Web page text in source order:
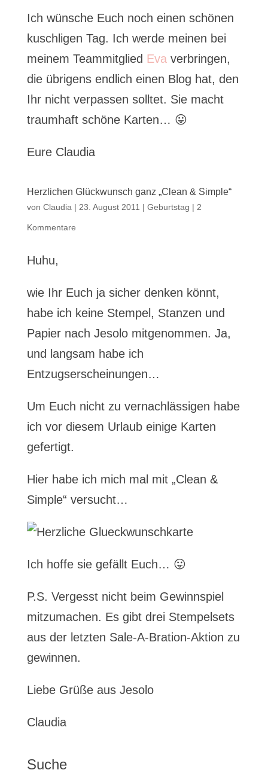
Ich wünsche Euch noch einen schönen
kuschligen Tag. Ich werde meinen bei
meinem Teammitglied Eva verbringen,
die übrigens endlich einen Blog hat, den
Ihr nicht verpassen solltet. Sie macht
traumhaft schöne Karten… 😛
Eure Claudia
Herzlichen Glückwunsch ganz „Clean & Simple“
von Claudia | 23. August 2011 | Geburtstag | 2
Kommentare
Huhu,
wie Ihr Euch ja sicher denken könnt,
habe ich keine Stempel, Stanzen und
Papier nach Jesolo mitgenommen. Ja,
und langsam habe ich
Entzugserscheinungen…
Um Euch nicht zu vernachlässigen habe
ich vor diesem Urlaub einige Karten
gefertigt.
Hier habe ich mich mal mit „Clean &
Simple“ versucht…
Ich hoffe sie gefällt Euch… 😛
P.S. Vergesst nicht beim Gewinnspiel
mitzumachen. Es gibt drei Stempelsets
aus der letzten Sale-A-Bration-Aktion zu
gewinnen.
Liebe Grüße aus Jesolo
Claudia
Suche